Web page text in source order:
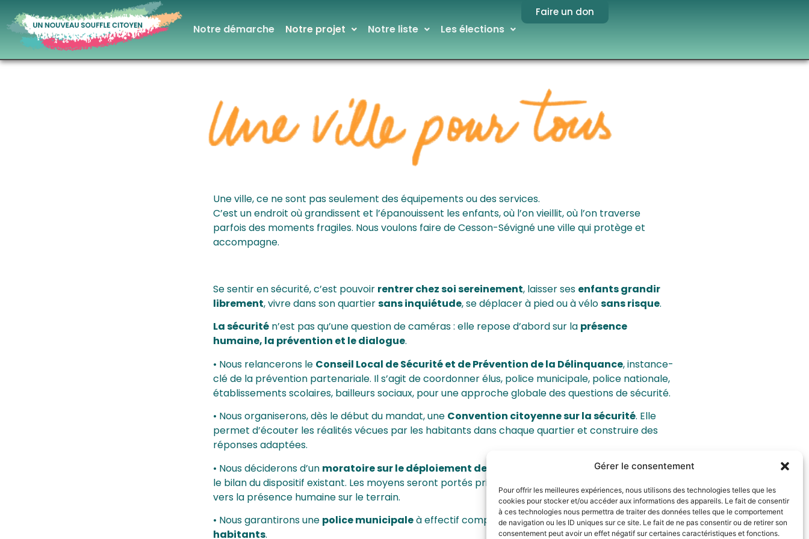
Gérer le consentement
Pour offrir les meilleures expériences, nous utilisons des technologies telles que les
cookies pour stocker et/ou accéder aux informations des appareils. Le fait de consentir
à ces technologies nous permettra de traiter des données telles que le comportement
de navigation ou les ID uniques sur ce site. Le fait de ne pas consentir ou de retirer son
consentement peut avoir un effet négatif sur certaines caractéristiques et fonctions.
Notre démarche Notre projet Notre liste Les élections
Faire un don
Une ville, ce ne sont pas seulement des équipements ou des services.
C’est un endroit où grandissent et l’épanouissent les enfants, où l’on vieillit, où l’on traverse
parfois des moments fragiles. Nous voulons faire de Cesson-Sévigné une ville qui protège et
accompagne.
Se sentir en sécurité, c’est pouvoir rentrer chez soi sereinement, laisser ses enfants grandir
librement, vivre dans son quartiersans inquiétude, se déplacer à pied ou à vélosans risque.
La sécurité n’est pas qu’une question de caméras : elle repose d’abord sur la présence
humaine, la prévention et le dialogue.
• Nous relancerons le Conseil Local de Sécurité et de Prévention de la Délinquance, instance-
clé de la prévention partenariale. Il s’agit de coordonner élus, police municipale, police nationale,
établissements scolaires, bailleurs sociaux, pour une approche globale des questions de sécurité.
• Nous organiserons, dès le début du mandat, une Convention citoyenne sur la sécurité. Elle
permet d’écouter les réalités vécues par les habitants dans chaque quartier et construire des
réponses adaptées.
• Nous déciderons d’un moratoire sur le déploiement de caméras
supplémentaires, pour faire
le bilan du dispositif existant. Les moyens seront portés prioritairement
vers la présence humaine sur le terrain.
• Nous garantirons une police municipaleà effectif complet en permanence,proche des
habitants.